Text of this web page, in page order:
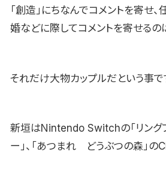
「創造」にちなんでコメントを寄せ
婚などに際してコメントを寄せるの
それだけ大物カップルだという事で
新垣はNintendo Switchの「リング
ー」、「あつまれ どうぶつの森」の